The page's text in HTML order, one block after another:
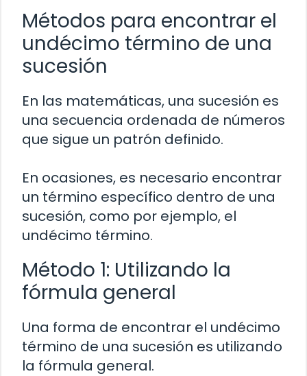
Métodos para encontrar el
undécimo término de una
sucesión
En las matemáticas, una sucesión es
una secuencia ordenada de números
que sigue un patrón definido.
En ocasiones, es necesario encontrar
un término específico dentro de una
sucesión, como por ejemplo, el
undécimo término.
Método 1: Utilizando la
fórmula general
Una forma de encontrar el undécimo
término de una sucesión es utilizando
la fórmula general.